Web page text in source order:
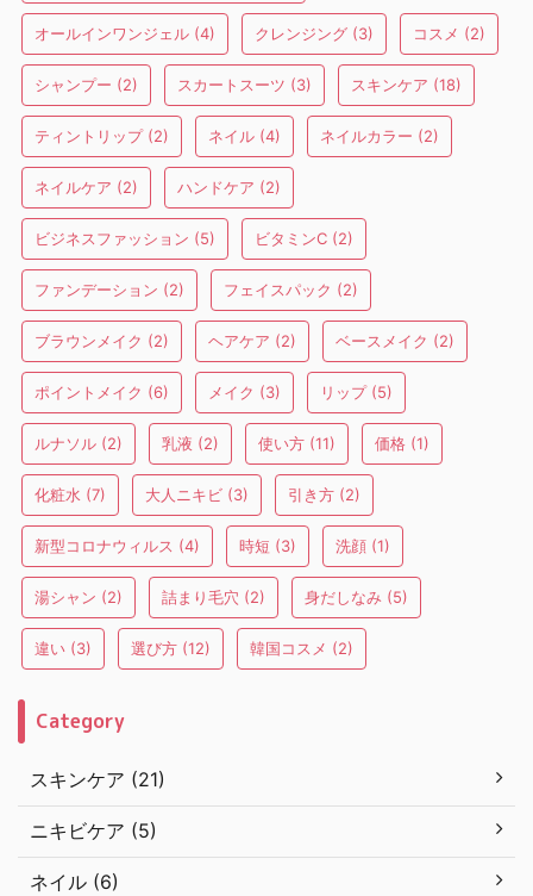
オールインワンジェル (4) クレンジング (3) コスメ (2)
シャンプー (2) スカートスーツ (3) スキンケア (18)
ティントリップ(2) ネイル (4) ネイルカラー (2)
ネイルケア (2) ハンドケア (2)
ビジネスファッション (5) ビタミンC (2)
ファンデーション (2) フェイスパック (2)
ブラウンメイク (2) ヘアケア (2) ベースメイク (2)
ポイントメイク (6) メイク (3) リップ(5)
ルナソル (2) 乳液 (2) 使い方 (11) 価格 (1)
化粧水 (7) 大人ニキビ (3) 引き方 (2)
新型コロナウィルス (4) 時短 (3) 洗顔 (1)
湯シャン (2) 詰まり毛穴 (2) 身だしなみ (5)
違い (3) 選び方 (12) 韓国コスメ (2)
Category
スキンケア (21)
ニキビケア (5)
ネイル (6)